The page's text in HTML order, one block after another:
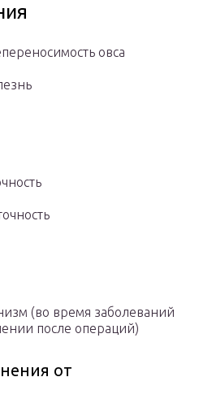
овса
(во время заболеваний
после операций)
от